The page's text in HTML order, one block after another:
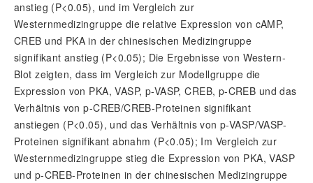
anstieg (P<0.05), und im Vergleich zur
Westernmedizingruppe die relative Expression von cAMP,
CREB und PKA in der chinesischen Medizingruppe
signifikant anstieg (P<0.05); Die Ergebnisse von Western-
Blot zeigten, dass im Vergleich zur Modellgruppe die
Expression von PKA, VASP, p-VASP, CREB, p-CREB und das
Verhältnis von p-CREB/CREB-Proteinen signifikant
anstiegen (P<0.05), und das Verhältnis von p-VASP/VASP-
Proteinen signifikant abnahm (P<0.05); Im Vergleich zur
Westernmedizingruppe stieg die Expression von PKA, VASP
und p-CREB-Proteinen in der chinesischen Medizingruppe